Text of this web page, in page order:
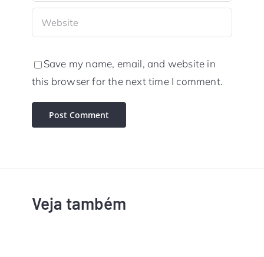
Save my name, email, and website in
this browser for the next time I comment.
Veja também